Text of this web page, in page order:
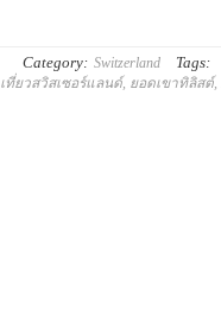
Category: Switzerland Tags:
เที่ยวสวิสเซอร์แลนด์, ยอดเขาทิลิสต์,